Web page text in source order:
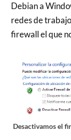
Debian a
redes de
firewall el que
Desactivamos el